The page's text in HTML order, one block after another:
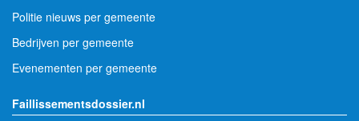
Politie nieuws per gemeente
Bedrijven per gemeente
Evenementen per gemeente
Faillissementsdossier.nl